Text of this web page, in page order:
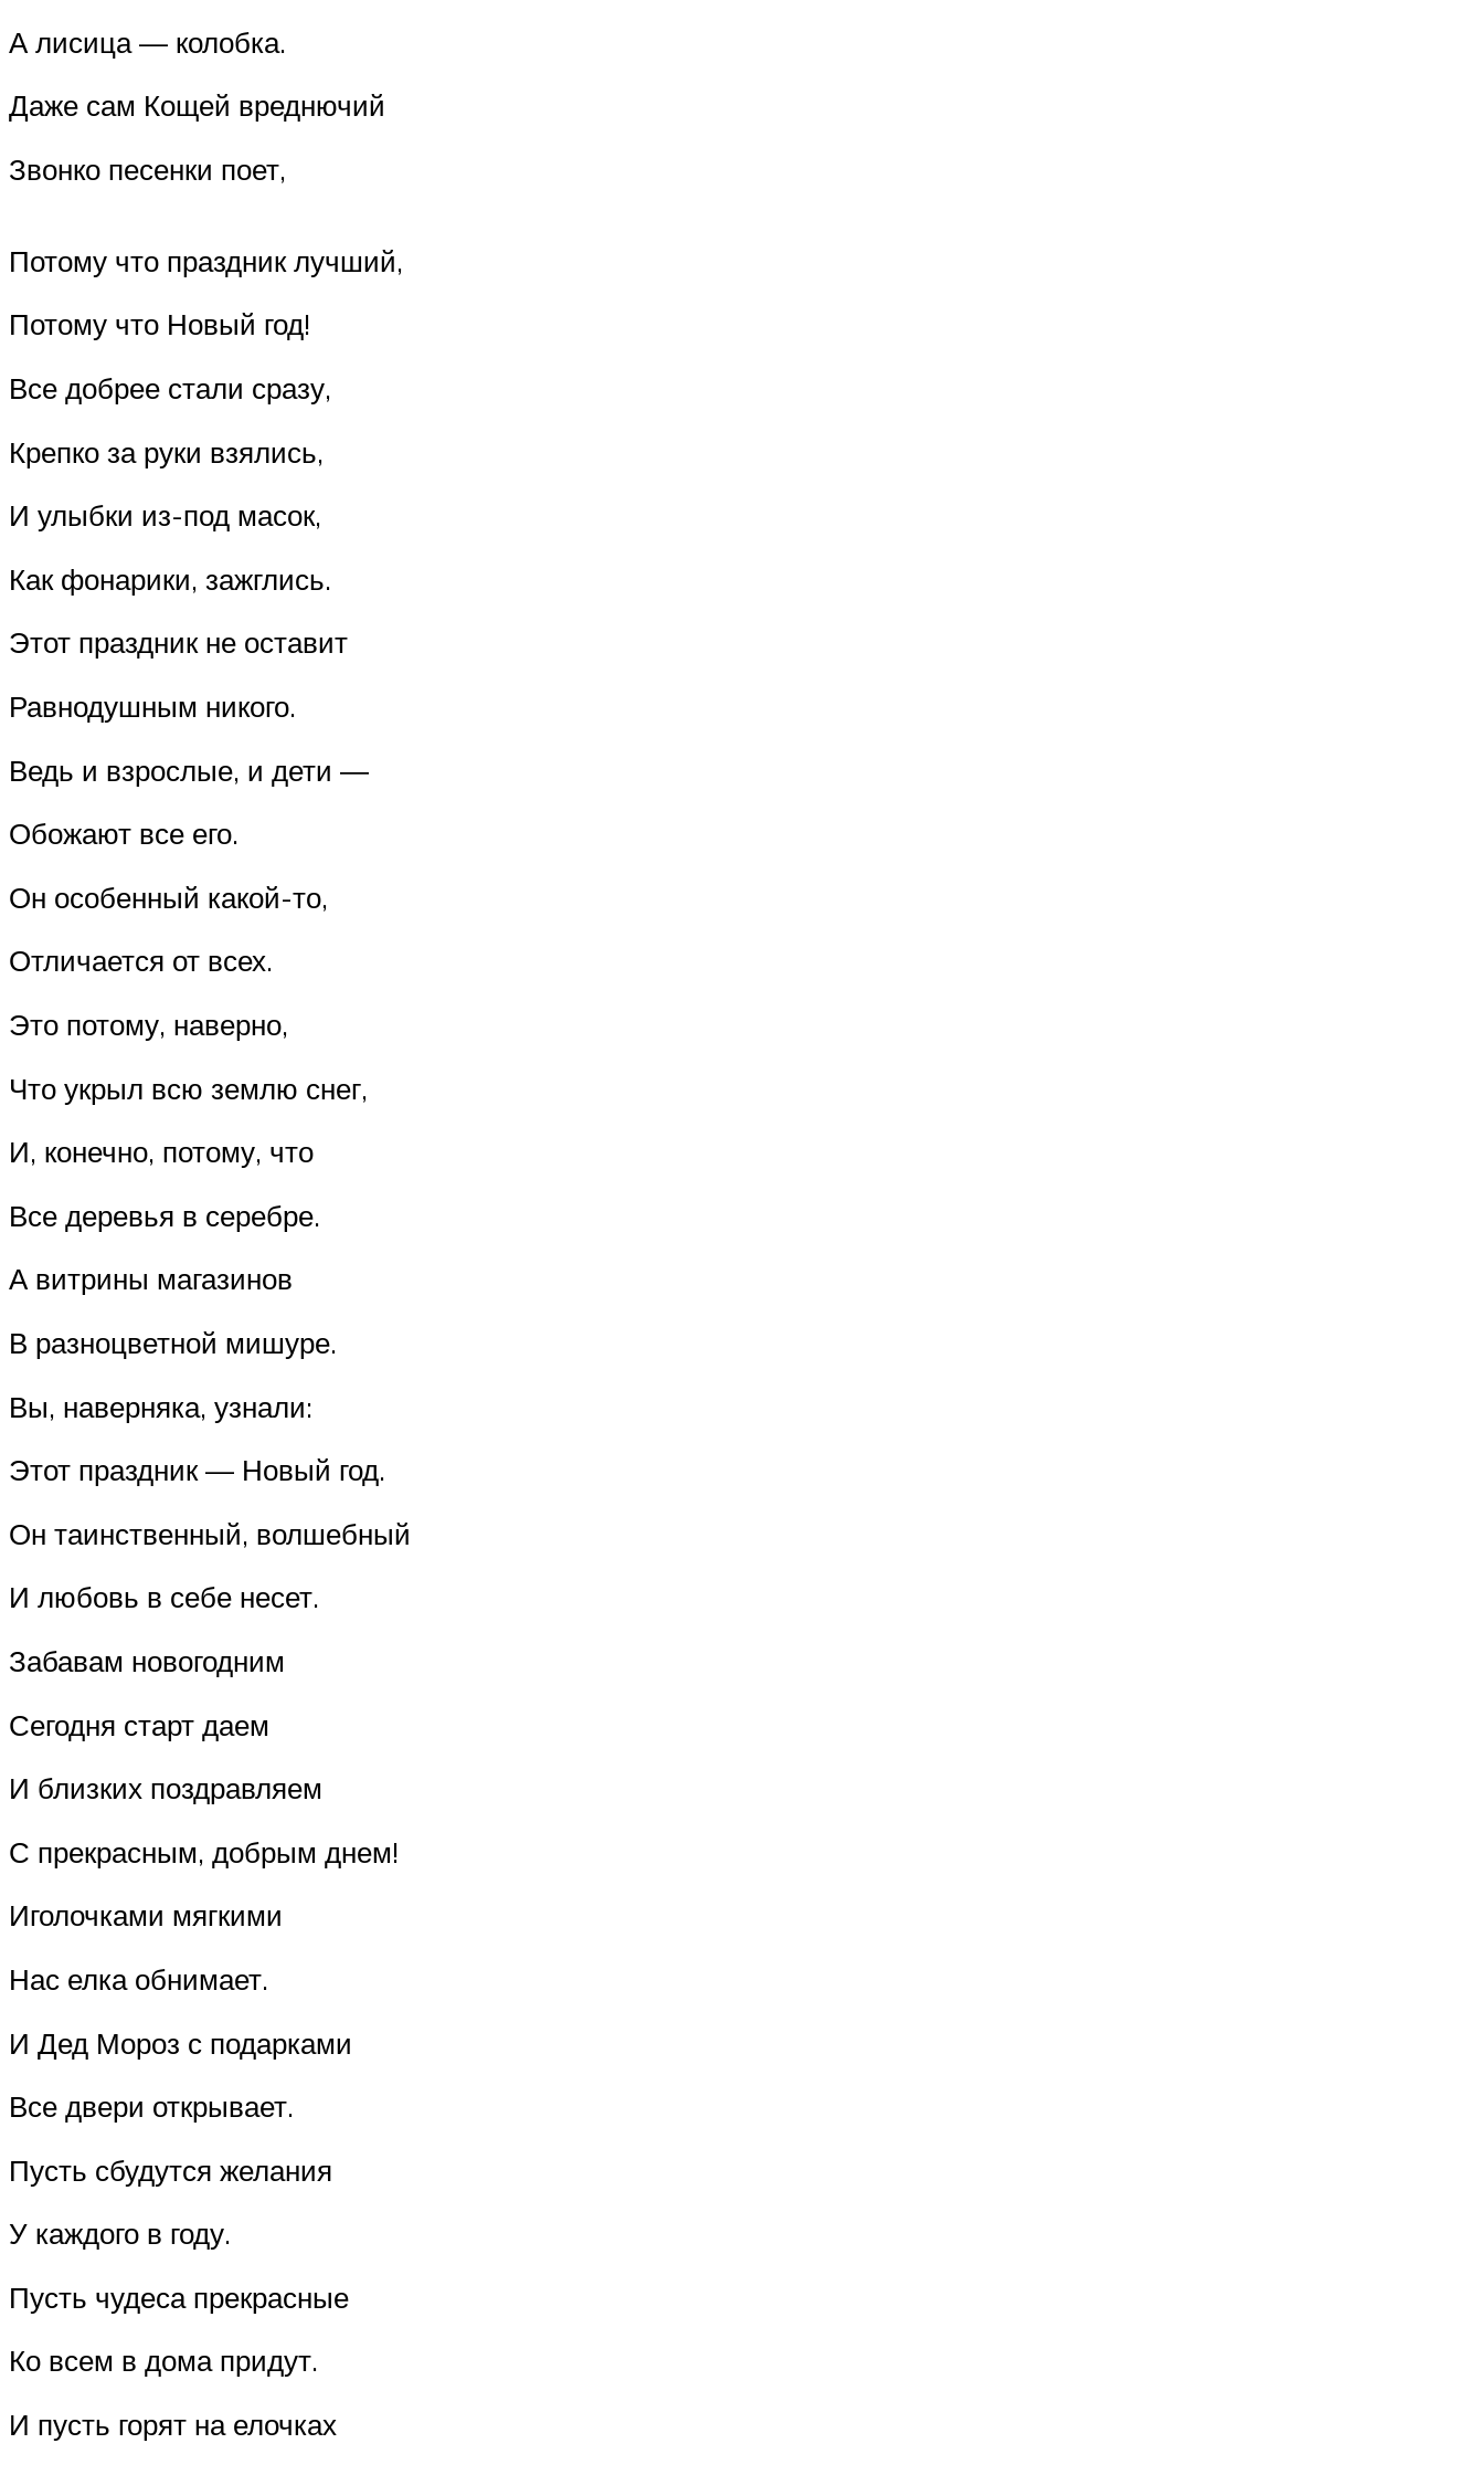
А лисица — колобка.
Даже сам Кощей вреднючий
Звонко песенки поет,
Потому что праздник лучший,
Потому что Новый год!
Все добрее стали сразу,
Крепко за руки взялись,
И улыбки из-под масок,
Как фонарики, зажглись.
Этот праздник не оставит
Равнодушным никого.
Ведь и взрослые, и дети ―
Обожают все его.
Он особенный какой-то,
Отличается от всех.
Это потому, наверно,
Что укрыл всю землю снег,
И, конечно, потому, что
Все деревья в серебре.
А витрины магазинов
В разноцветной мишуре.
Вы, наверняка, узнали:
Этот праздник — Новый год.
Он таинственный, волшебный
И любовь в себе несет.
Забавам новогодним
Сегодня старт даем
И близких поздравляем
С прекрасным, добрым днем!
Иголочками мягкими
Нас елка обнимает.
И Дед Мороз с подарками
Все двери открывает.
Пусть сбудутся желания
У каждого в году.
Пусть чудеса прекрасные
Ко всем в дома придут.
И пусть горят на елочках